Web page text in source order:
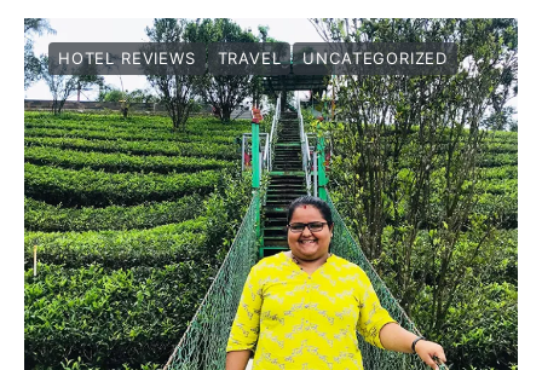
HOTEL REVIEWS TRAVEL UNCATEGORIZED